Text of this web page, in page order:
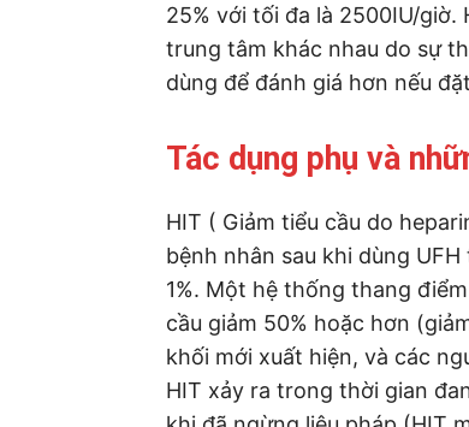
25% với tối đa là 2500IU/giờ.
trung tâm khác nhau do sự
dùng để đánh giá hơn nếu
Tác dụng phụ và
HIT ( Giảm tiểu cầu do
bệnh nhân sau khi dùng
1%. Một hệ thống thang
cầu giảm 50% hoặc hơn
khối mới xuất hiện, và các
HIT xảy ra trong thời gian